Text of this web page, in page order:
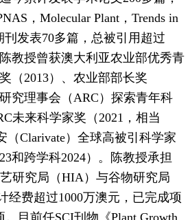
，Molecular Plant，Trends in
刊发表70多篇，总被引用超过
教授曾获澳大利亚农业部优秀青
（2013）、农业部部长奖
研究理事会（ARC）探索青年科
未来科学家奖（2021，相当
（Clarivate）全球高被引科学家
和跨学科2024）。陈教授承担
研究局（HIA）与谷物研究局
经费超过1000万澳元，已完成项
。目前任SCI刊物《Plant Growth